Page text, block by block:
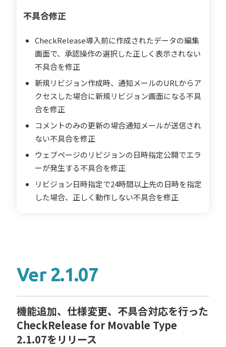
不具合修正
CheckRelease導入前に作成されたデータの編集
画面で、承認操作の選択した正しく表示されない
不具合を修正
新規リビジョン作成時、通知メールのURLからア
クセスした場合に新規リビジョン画面になる不具
合を修正
コメントのみの更新の場合通知メールが送信され
ない不具合を修正
ウェブページのリビジョンの日時指定公開でエラ
ーが発生する不具合を修正
リビジョン日時指定で24時間以上先の日時を指定
した場合、正しく動作しない不具合を修正
Ver 2.1.07
機能追加、仕様変更、不具合対応を行った
CheckRelease for Movable Type
2.1.07をリリース